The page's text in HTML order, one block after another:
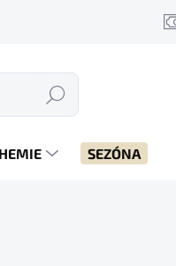
Hledat
SEZÓNA